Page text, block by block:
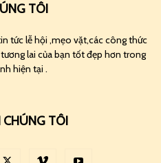
TÔI
tức lễ hội ,mẹo vặt,các công thức
lai của bạn tốt đẹp hơn trong
hiện tại .
CHÚNG TÔI